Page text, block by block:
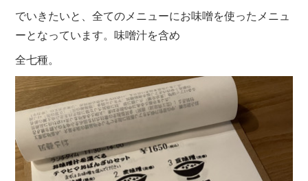
でいきたいと、全てのメニューにお味噌を使ったメニュ
ーとなっています。味噌汁を含め
全七種。